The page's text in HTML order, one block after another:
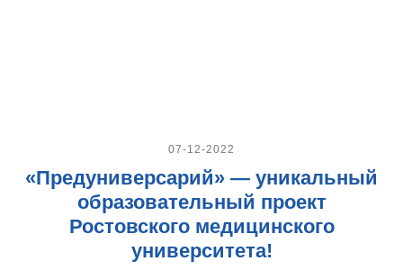
07-12-2022
«Предуниверсарий» — уникальный
образовательный проект
Ростовского медицинского
университета!